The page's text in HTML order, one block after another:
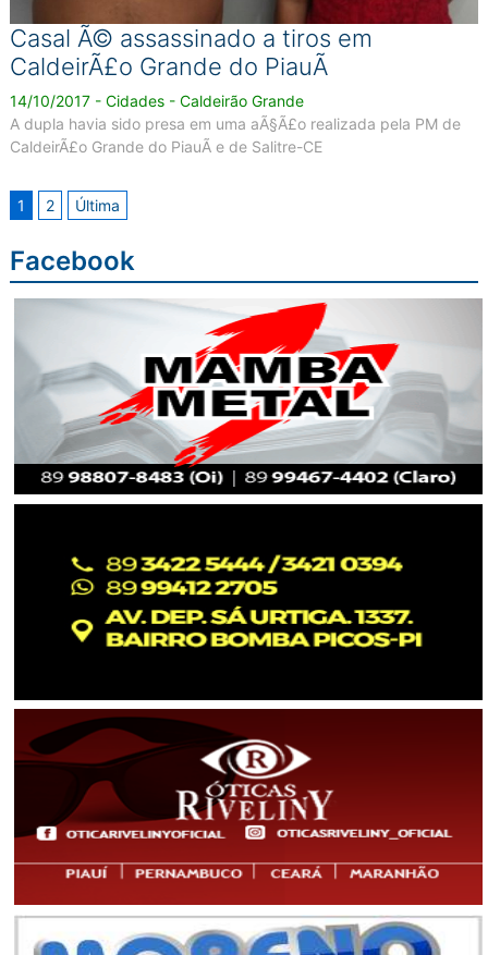
Casal Ã© assassinado a tiros em
CaldeirÃ£o Grande do PiauÃ­
14/10/2017 - Cidades - Caldeirão Grande
A dupla havia sido presa em uma aÃ§Ã£o realizada pela PM de
CaldeirÃ£o Grande do PiauÃ­ e de Salitre-CE
1 2 Última
Facebook